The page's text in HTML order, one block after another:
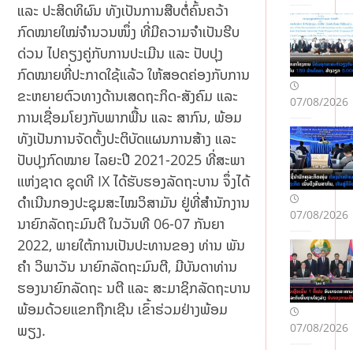
ແລະ ປະສິດທິຜົນ ທັງເປັນການສືບຕໍ່ຄົ້ນຄວ້າ
ກົດໝາຍໃໝ່ຈໍານວນໜຶ່ງ ທີ່ມີຄວາມຈໍາເປັນຮີບ
ດ່ວນ ໄປຄຽງຄູ່ກັບການປະເມີນ ແລະ ປັບປຸງ
ກົດໝາຍທີ່ປະກາດໃຊ້ແລ້ວ ໃຫ້ສອດຄ່ອງກັບການ
ຂະຫຍາຍຕົວທາງດ້ານເສດຖະກິດ-ສັງຄົມ ແລະ
ການເຊື່ອມໂຍງກັບພາກພື້ນ ແລະ ສາກົນ, ພ້ອມ
ທັງເປັນການຈັດຕັ້ງປະຕິບັດແຜນການສ້າງ ແລະ
ປັບປຸງກົດໝາຍ ໄລຍະປີ 2021-2025 ທີ່ສະພາ
ແຫ່ງຊາດ ຊຸດທີ IX ໄດ້ຮັບຮອງລັດຖະບານ ຈຶ່ງໄດ້
ດໍາເນີນກອງປະຊຸມສະໄໝວິສາມັນ ຢູ່ທີ່ສໍານັກງານ
ນາຍົກລັດຖະມົນຕີ ໃນວັນທີ 06-07 ກັນຍາ
2022, ພາຍໃຕ້ການເປັນປະທານຂອງ ທ່ານ ພັນ
ຄໍາ ວິພາວັນ ນາຍົກລັດຖະມົນຕີ, ມີບັນດາທ່ານ
ຮອງນາຍົກລັດຖະ ນຕີ ແລະ ສະມາຊິກລັດຖະບານ
ພ້ອມດ້ວຍແຂກຖືກເຊີນ ເຂົ້າຮ່ວມຢ່າງພ້ອມ
ພຽງ.
07/08/2026
07/08/2026
07/08/2026